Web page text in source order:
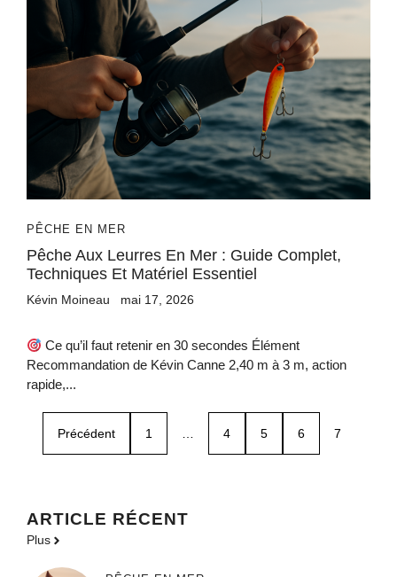
PÊCHE EN MER
Pêche Aux Leurres En Mer : Guide Complet,
Techniques Et Matériel Essentiel
Kévin Moineau mai 17, 2026
Ce qu’il faut retenir en 30 secondes Élément
Recommandation de Kévin Canne 2,40 m à 3 m, action
rapide,...
Précédent 1 4 5 6 7
ARTICLE RÉCENT
Plus